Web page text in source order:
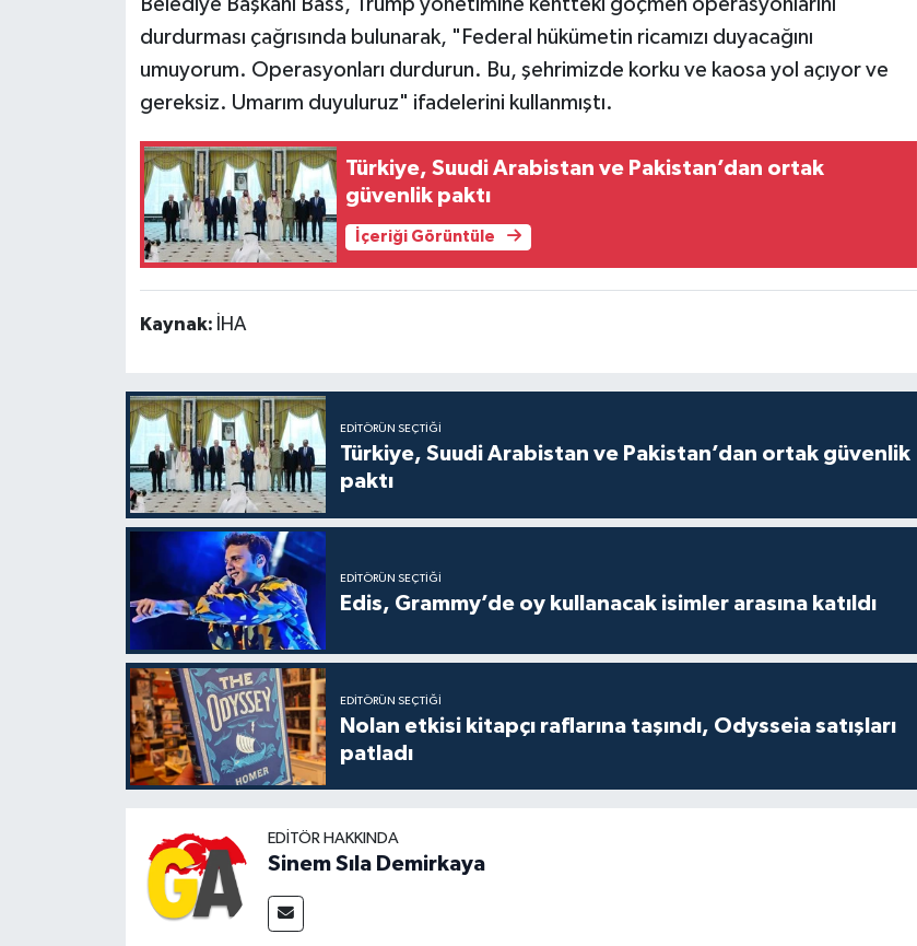
durdurması çağrısında bulunarak, "Federal hükümetin ricamızı duyacağını
umuyorum. Operasyonları durdurun. Bu, şehrimizde korku ve kaosa yol açıyor ve
gereksiz. Umarım duyuluruz" ifadelerini kullanmıştı.
Türkiye, Suudi Arabistan ve Pakistan’dan ortak
güvenlik paktı
İçeriği Görüntüle
Kaynak: İHA
EDITÖRÜN SEÇTIĞI
Türkiye, Suudi Arabistan ve Pakistan’dan ortak güvenlik
paktı
EDITÖRÜN SEÇTIĞI
Edis, Grammy’de oy kullanacak isimler arasına katıldı
EDITÖRÜN SEÇTIĞI
Nolan etkisi kitapçı raflarına taşındı, Odysseia satışları
patladı
EDITÖR HAKKINDA
Sinem Sıla Demirkaya